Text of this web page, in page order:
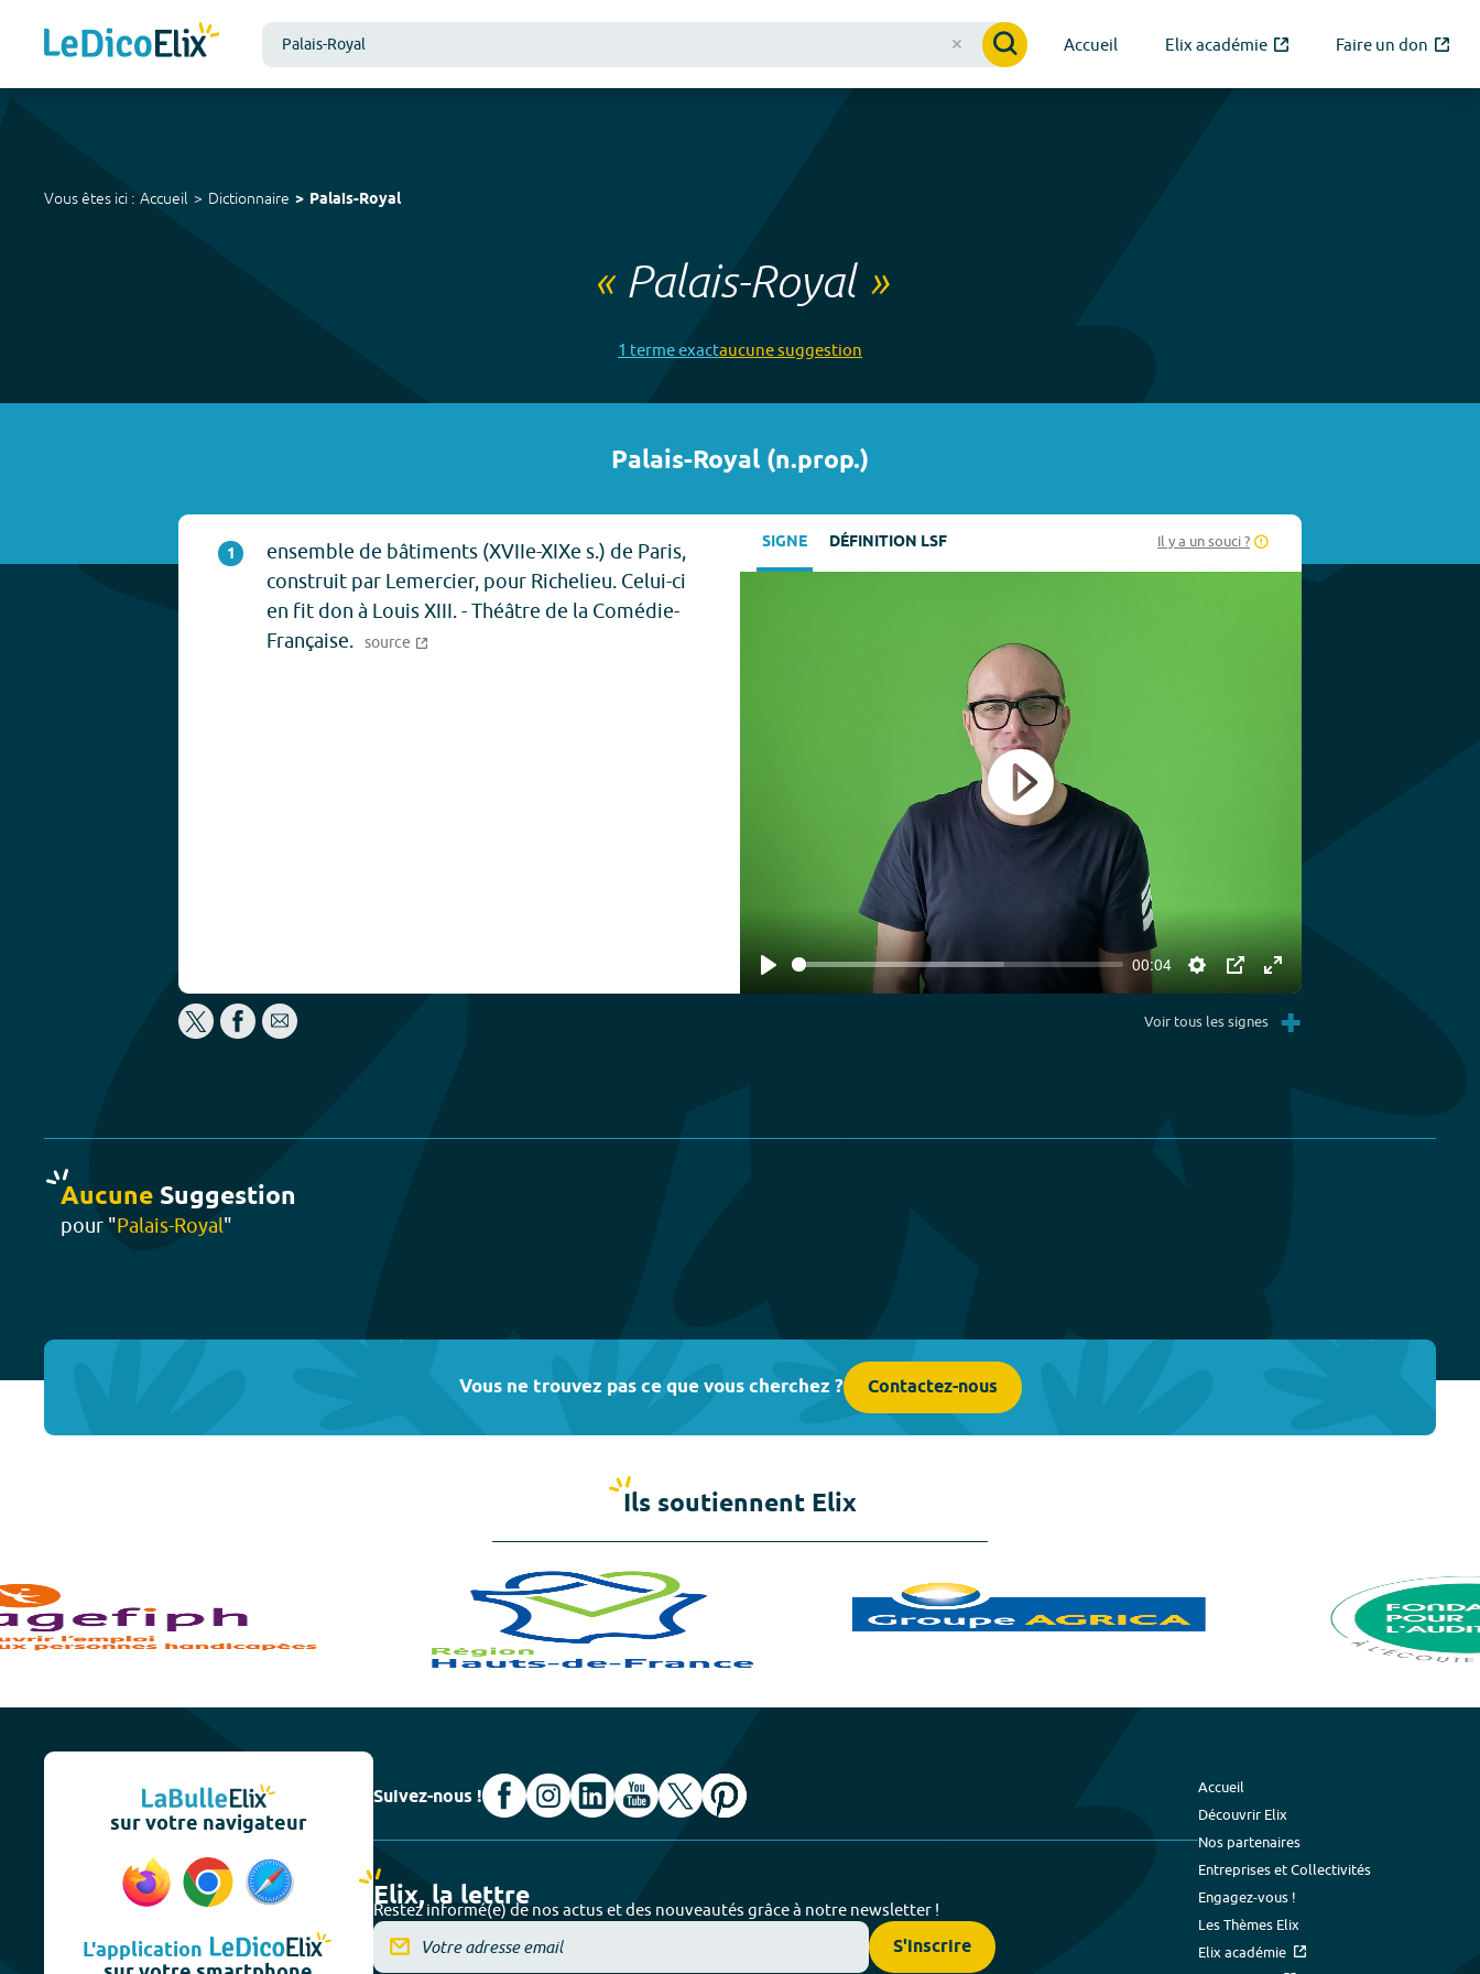
Accueil Elix académie Faire un don
Vous êtes ici : Accueil Dictionnaire Palais-Royal
« Palais-Royal»
1 termeexactaucunesuggestion
Palais-Royal (n.prop.)
1
ensemble de bâtiments (XVIIe-XIXe s.) de Paris,
construit par Lemercier, pour Richelieu. Celui-ci
en fit don à Louis XIII. - Théâtre de la Comédie-
Française. source
SIGNE DÉFINITION LSF Il y a un souci ?
Play
00:04
Settings
PIP Enter
fullscreen
Play
Voir tous les signes +
Aucune Suggestion
pour "Palais-Royal"
Vous ne trouvez pas ce que vous cherchez ? Contactez-nous
Ils soutiennent Elix
sur votre navigateur
L'application
Suivez-nous !
Elix, la lettre
Restez informé(e) de nos actus et des nouveautés grâce à notre newsletter !
S'inscrire
Accueil
Découvrir Elix
Nos partenaires
Entreprises et Collectivités
Engagez-vous !
Les Thèmes Elix
Elix académie